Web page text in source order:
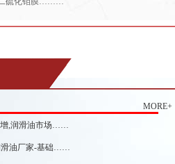
MORE+
,润滑油市场……
油厂家-基础……